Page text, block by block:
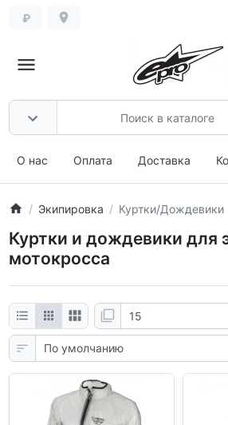
₽
О нас Оплата Доставка
Экипировка Куртки/Дождевики
Куртки и дождевики для
мотокросса